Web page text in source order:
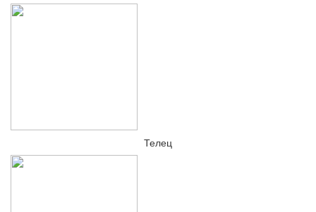
Телец